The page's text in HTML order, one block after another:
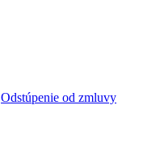
Odstúpenie od zmluvy